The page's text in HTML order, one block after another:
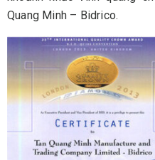
Quang Minh – Bidrico.